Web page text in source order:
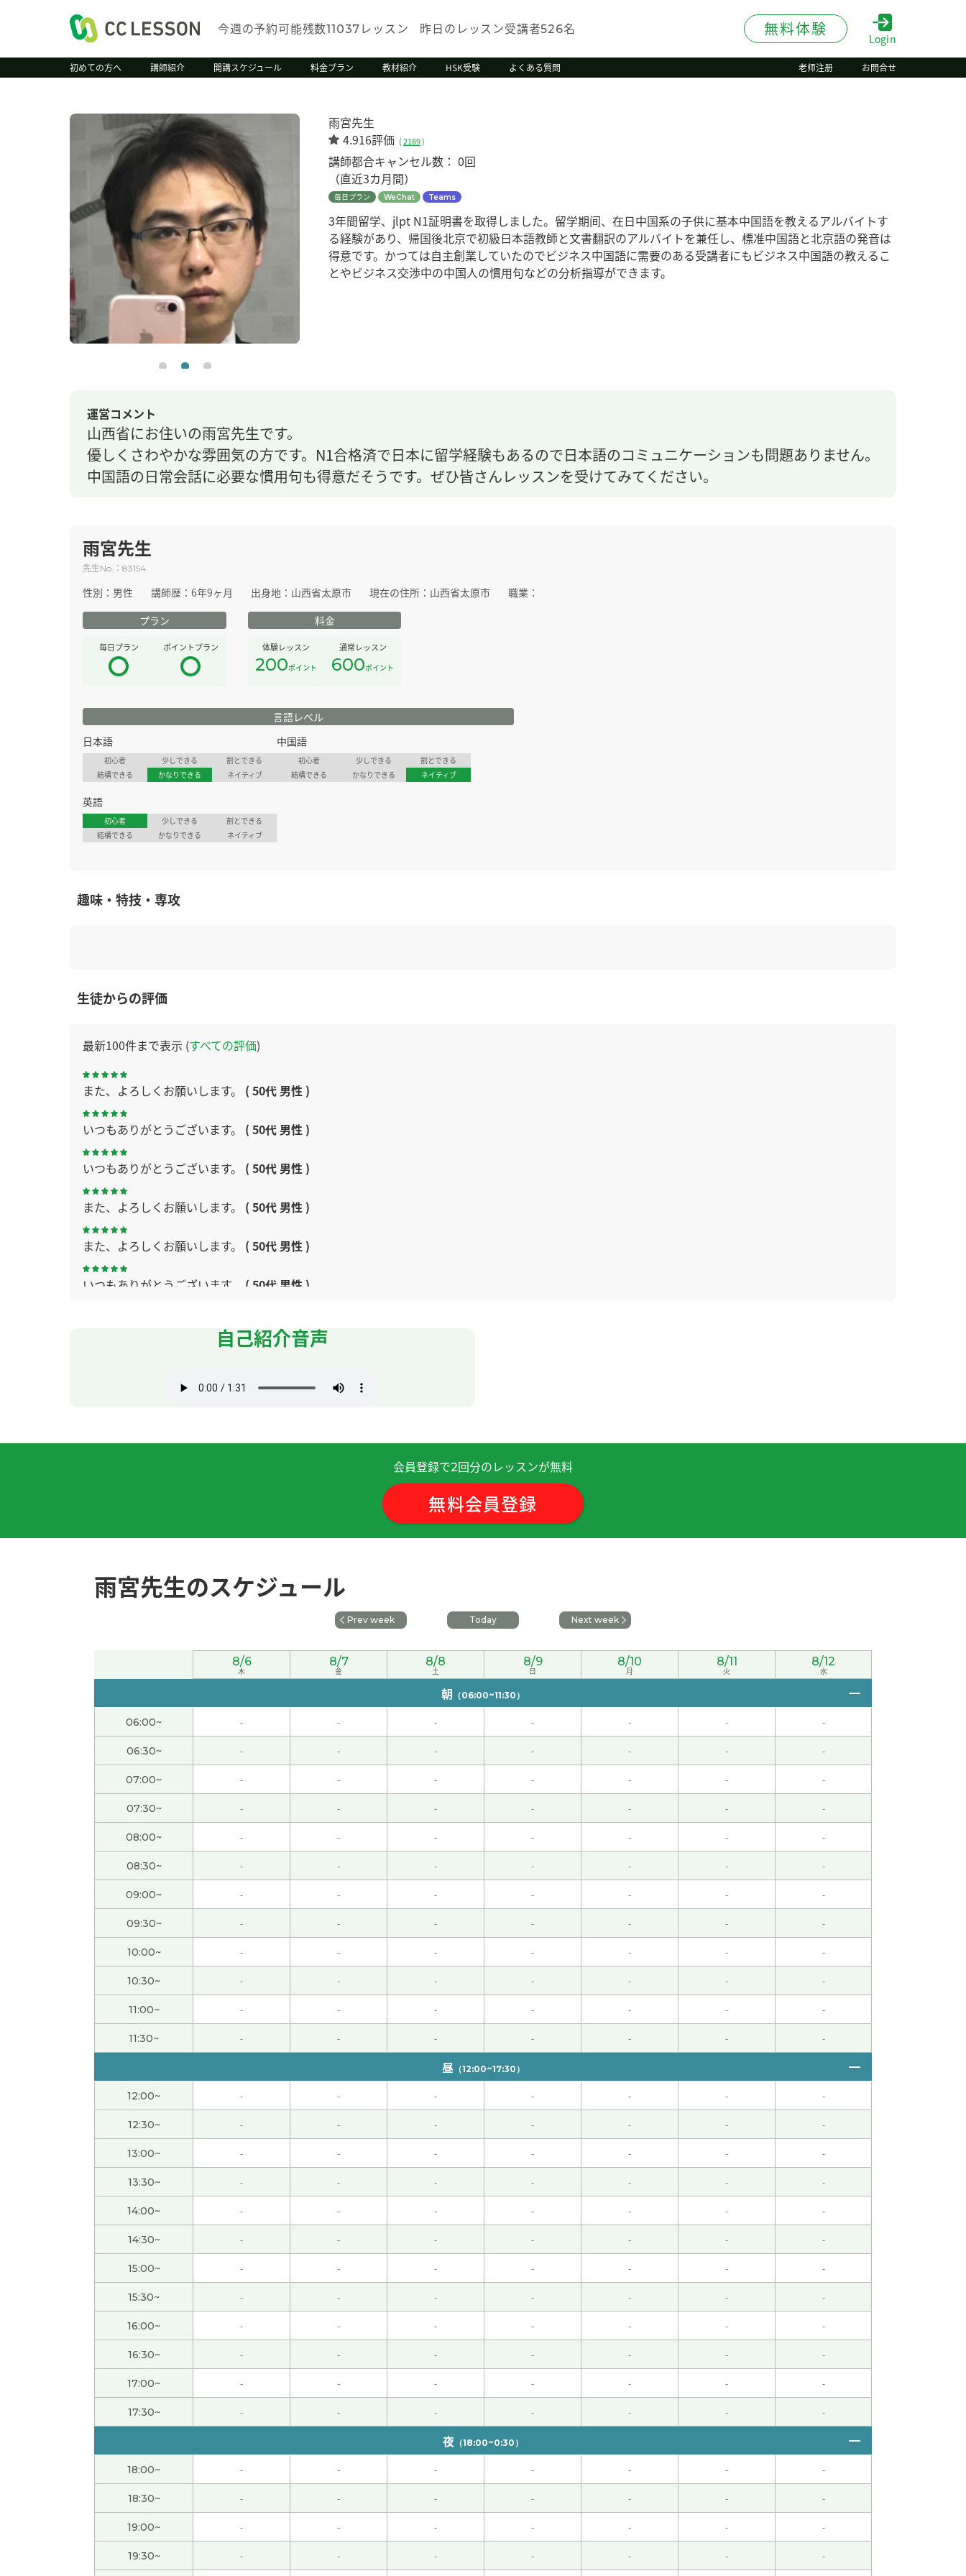
今週の予約可能残数11037 レッスン 昨日のレッスン受講者526名 無料体験
Login
初めての方へ 講師紹介 開講スケジュール 料金プラン 教材紹介 HSK受験 よくある質問 老师注册 お問合せ
雨宮先生
4.916評価 (2189)
講師都合キャンセル数： 0回
（直近3カ月間）
毎日プラン WeChat Teams
3年間留学、jlpt N1証明書を取得しました。留学期间、在日中国系の子供に基本中国語を教えるアルバイトす
る経験があり、帰国後北京で初級日本語教師と文書翻訳のアルバイトを兼任し、標准中国語と北京語の発音は
得意です。かつては自主創業していたのでビジネス中国語に需要のある受講者にもビジネス中国語の教えるこ
とやビジネス交渉中の中国人の慣用句などの分析指導ができます。
運営コメント
山西省にお住いの雨宮先生です。
優しくさわやかな雰囲気の方です。N1合格済で日本に留学経験もあるので日本語のコミュニケーションも問題ありません。
中国語の日常会話に必要な慣用句も得意だそうです。ぜひ皆さんレッスンを受けてみてください。
雨宮先生
先生No. ： 83154
性別： 男性 講師歴： 6年9ヶ月 出身地： 山西省太原市 現在の住所： 山西省太原市
職業：
プラン
毎日プラン ポイントプラン
料金
体験レッスン
200ポイント
通常レッスン
600ポイント
言語レベル
日本語
初心者 少しできる
割とできる
結構できる
かなりできる ネイティブ
中国語
初心者 少しできる
割とできる
結構できる
かなりできる ネイティブ
英語
初心者 少しできる
割とできる
結構できる
かなりできる ネイティブ
趣味・特技・専攻
生徒からの評価
最新100件まで表示 (すべての評価)
また、よろしくお願いします。 ( 50代 男性 )
いつもありがとうございます。 ( 50代 男性 )
いつもありがとうございます。 ( 50代 男性 )
また、よろしくお願いします。 ( 50代 男性 )
また、よろしくお願いします。 ( 50代 男性 )
いつもありがとうございます。 ( 50代 男性 )
-また、よろしくお願いします。( 50代 男性 )
また、よろしくお願いします。( 50代 男性 )
( 50代 男性 )
次回もよろしくお願いします。
いつもありがとうございます。また、よろしくお願いします。( 50代 男性 )
下次也请多关照。 ( 50代 男性 )
また、よろしくお願いします。( 50代 男性 )
次回もよろしくお願いします。( 50代 男性 )
また、よろしくお願いします。
日常で使う言葉など、教科書に載ってないことも教えてもらいました。楽しかったです！
谢谢您的课。また、よろしくお願いします。
流暢な日本語でとてもわかりやすかったです！有難うございました。またお願い致します！
いつも多くの表現をありがとうございます。( 50代 男性 )
また、よろしくお願いします。
また、よろしくお願いします。( 50代 男性 )
( 40代 女性 )
( 40代 女性 )
谢谢老师，我一直想知道我的汉语的弱点是什么。很高兴这次听老师的直率的感想。下次再见！( 女性 )
いつも解説ありがとうございます。
また、よろしくお願いします。
また、よろしくお願い致します。( 50代 男性 )
いつもありがとうございます。
また、よろしくお願いします。( 50代 男性 )
谢谢您。下次也请多关心。 ( 50代 男性 )
いつもありがとうございます。また、よろしくお願いします。( 50代 男性 )
自己紹介音声
会員登録で2回分のレッスンが無料
無料会員登録
雨宮先生のスケジュール
Prev week Today Next week
8/6
木
8/7
金
8/8
土
8/9
日
8/10
月
8/11
火
8/12
水
朝 （06:00~11:30）
06:00~ - - - - - - -
06:30~ - - - - - - -
07:00~ - - - - - - -
07:30~ - - - - - - -
08:00~ - - - - - - -
08:30~ - - - - - - -
09:00~ - - - - - - -
09:30~ - - - - - - -
10:00~ - - - - - - -
10:30~ - - - - - - -
11:00~ - - - - - - -
11:30~ - - - - - - -
昼（12:00~17:30）
12:00~ - - - - - - -
12:30~ - - - - - - -
13:00~ - - - - - - -
13:30~ - - - - - - -
14:00~ - - - - - - -
14:30~ - - - - - - -
15:00~ - - - - - - -
15:30~ - - - - - - -
16:00~ - - - - - - -
16:30~ - - - - - - -
17:00~ - - - - - - -
17:30~ - - - - - - -
夜 （18:00~0:30）
18:00~ - - - - - - -
18:30~ - - - - - - -
19:00~ - - - - - - -
19:30~ - - - - - - -